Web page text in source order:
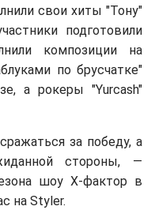
свои хиты "Тону"
подготовили
композиции на
по брусчатке"
а рокеры "Yurcash"
за победу, а
стороны, —
шоу Х-фактор в
на Styler.